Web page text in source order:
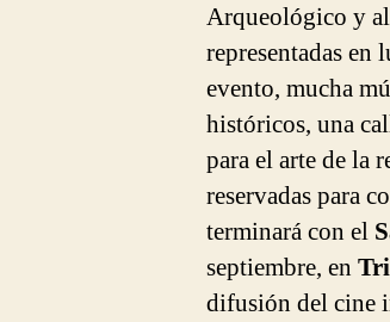
Arqueológico y al
representadas en
evento, mucha
históricos, una
para el arte de la
reservadas para
terminará con el
septiembre, en
difusión del cine